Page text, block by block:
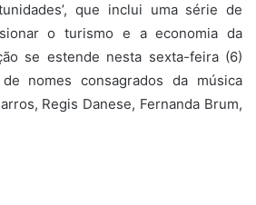
que inclui uma série de
o turismo e a economia da
se estende nesta sexta-feira (6)
nomes consagrados da música
Regis Danese, Fernanda Brum,